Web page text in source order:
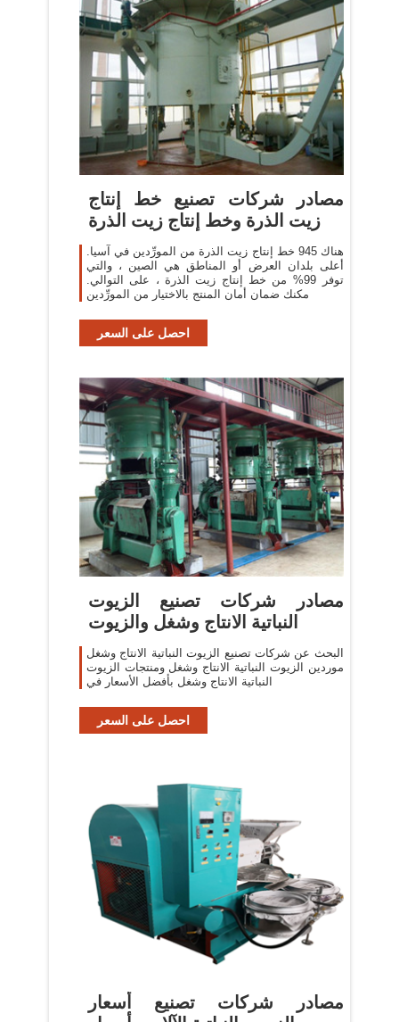
مصادر شركات تصنيع خط إنتاج
زيت الذرة وخط إنتاج زيت الذرة
هناك 945 خط إنتاج زيت الذرة من المورِّدين في آسيا.
أعلى بلدان العرض أو المناطق هي الصين ، والتي
توفر 99% من خط إنتاج زيت الذرة ، على التوالي.
مكنك ضمان أمان المنتج بالاختيار من المورِّدين
احصل على السعر
مصادر شركات تصنيع الزيوت
النباتية الانتاج وشغل والزيوت
البحث عن شركات تصنيع الزيوت النباتية الانتاج وشغل
موردين الزيوت النباتية الانتاج وشغل ومنتجات الزيوت
النباتية الانتاج وشغل بأفضل الأسعار في
احصل على السعر
مصادر شركات تصنيع أسعار